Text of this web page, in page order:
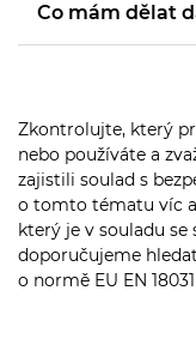
Co mám dělat
Zkontrolujte, který
nebo používáte a
zajistili soulad s
o tomto tématu víc
který je v souladu se
doporučujeme
o normě EU EN